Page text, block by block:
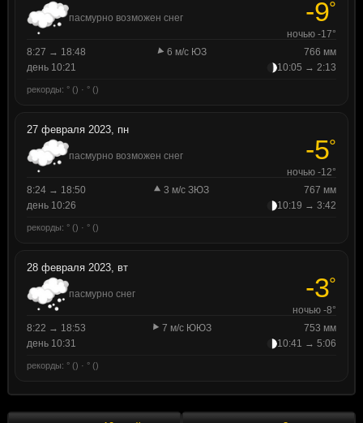
пасмурно возможен снег -9°
ночью -17°
8:27 → 18:48
6 м/с ЮЗ
766 мм
день 10:21
10:05 → 2:13
рекорды: ° () · ° ()
27 февраля 2023, пн
пасмурно возможен снег -5°
ночью -12°
8:24 → 18:50
3 м/с ЗЮЗ
767 мм
день 10:26
10:19 → 3:42
рекорды: ° () · ° ()
28 февраля 2023, вт
пасмурно снег -3°
ночью -8°
8:22 → 18:53
7 м/с ЮЮЗ
753 мм
день 10:31
10:41 → 5:06
рекорды: ° () · ° ()